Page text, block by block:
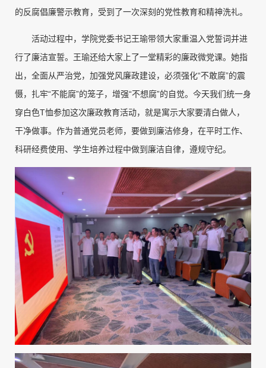
的反腐倡廉警示教育，受到了一次深刻的党性教育和精神洗礼。
活动过程中，学院党委书记王瑜带领大家重温入党誓词并进
行了廉洁宣誓。王瑜还给大家上了一堂精彩的廉政微党课。她指
出，全面从严治党，加强党风廉政建设，必须强化“不敢腐”的震
慑，扎牢“不能腐”的笼子，增强“不想腐”的自觉。今天我们统一身
穿白色T恤参加这次廉政教育活动，就是寓示大家要清白做人，
干净做事。作为普通党员老师，要做到廉洁修身，在平时工作、
科研经费使用、学生培养过程中做到廉洁自律，遵规守纪。